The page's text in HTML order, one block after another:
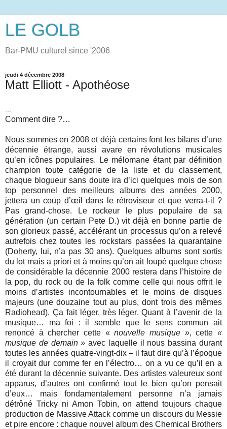
LE GOLB
Bar-PMU culturel since '2006
jeudi 4 décembre 2008
Matt Elliott - Apothéose
...
Comment dire ?…
Nous sommes en 2008 et déjà certains font les bilans d’une
décennie étrange, aussi avare en révolutions musicales
qu’en icônes populaires. Le mélomane étant par définition
champion toute catégorie de la liste et du classement,
chaque blogueur sans doute ira d’ici quelques mois de son
top personnel des meilleurs albums des années 2000,
jettera un coup d’œil dans le rétroviseur et que verra-t-il ?
Pas grand-chose. Le rockeur le plus populaire de sa
génération (un certain Pete D.) vit déjà en bonne partie de
son glorieux passé, accélérant un processus qu’on a relevé
autrefois chez toutes les rockstars passées la quarantaine
(Doherty, lui, n’a pas 30 ans). Quelques albums sont sortis
du lot mais a priori et à moins qu’on ait loupé quelque chose
de considérable la décennie 2000 restera dans l’histoire de
la pop, du rock ou de la folk comme celle qui nous offrit le
moins d’artistes incontournables et le moins de disques
majeurs (une douzaine tout au plus, dont trois des mêmes
Radiohead). Ça fait léger, très léger. Quant à l’avenir de la
musique… ma foi : il semble que le sens commun ait
renoncé à chercher cette « nouvelle musique », cette «
musique de demain » avec laquelle il nous bassina durant
toutes les années quatre-vingt-dix – il faut dire qu’à l’époque
il croyait dur comme fer en l’électro… on a vu ce qu’il en a
été durant la décennie suivante. Des artistes valeureux sont
apparus, d’autres ont confirmé tout le bien qu’on pensait
d’eux… mais fondamentalement personne n’a jamais
détrôné Tricky ni Amon Tobin, on attend toujours chaque
production de Massive Attack comme un discours du Messie
et pire encore : chaque nouvel album des Chemical Brothers